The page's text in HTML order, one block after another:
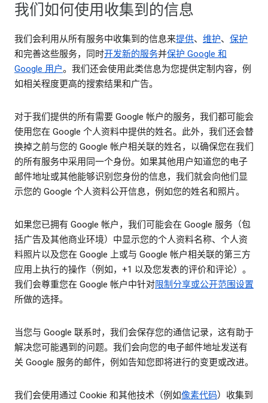
我们如何使用收集到的信息
我们会利用从所有服务中收集到的信息来提供、 维护、 保护
和完善这些服务，同时开发新的服务并保护 Google 和
Google 用户。我们还会使用此类信息为您提供定制内容，例
如相关程度更高的搜索结果和广告。
对于我们提供的所有需要 Google 帐户的服务，我们都可能会
使用您在 Google 个人资料中提供的姓名。此外，我们还会替
换掉之前与您的 Google 帐户相关联的姓名，以确保您在我们
的所有服务中采用同一个身份。如果其他用户知道您的电子
邮件地址或其他能够识别您身份的信息，我们就会向他们显
示您的 Google 个人资料公开信息，例如您的姓名和照片。
如果您已拥有 Google 帐户，我们可能会在 Google 服务（包
括广告及其他商业环境）中显示您的个人资料名称、个人资
料照片以及您在 Google 上或与 Google 帐户相关联的第三方
应用上执行的操作（例如，+1 以及您发表的评价和评论）。
我们会尊重您在 Google 帐户中针对限制分享或公开范围设置
所做的选择。
当您与 Google 联系时，我们会保存您的通信记录，这有助于
解决您可能遇到的问题。我们会向您的电子邮件地址发送有
关 Google 服务的邮件，例如告知您即将进行的变更或改进。
我们会使用通过 Cookie 和其他技术（例如像素代码）收集到